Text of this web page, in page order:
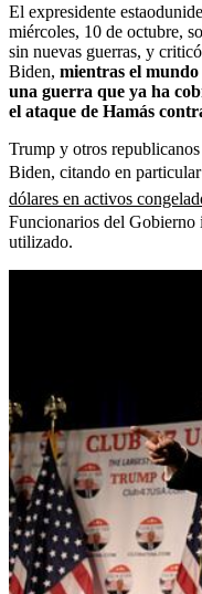
El expresidente
miércoles, 10 de octubre,
sin nuevas guerras, y
Biden, mientras el mundo
una guerra que ya ha
el ataque de Hamás
Trump y otros
Biden, citando en
dólares en activos
Funcionarios del Gobierno
utilizado.